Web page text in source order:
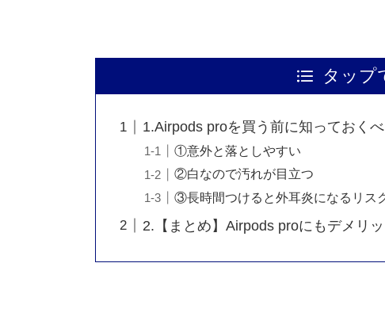
タップ
1.Airpods proを買う前に知っておく
①意外と落としやすい
②白なので汚れが目立つ
③長時間つけると外耳炎になるリス
2.【まとめ】Airpods proにもデメリ